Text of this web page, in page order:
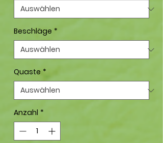
Beschläge *
Quaste *
Anzahl *